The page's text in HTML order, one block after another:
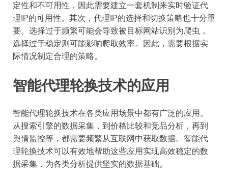
定性和不可用性，因此需要建立一套机制来实时验证代
理IP的可用性。其次，代理IP的选择和切换策略也十分重
要。选择过于频繁可能会导致被目标网站识别为爬虫，
选择过于稳定则可能影响爬取效率。因此，需要根据实
际情况制定合理的策略。
智能代理轮换技术的应用
智能代理轮换技术在各类应用场景中都有广泛的应用。
从搜索引擎的数据采集，到价格比较和竞品分析，再到
舆情监控等，都需要频繁从互联网中获取数据。智能代
理轮换技术可以有效地帮助这些应用实现高效稳定的数
据采集，为各类分析提供坚实的数据基础。